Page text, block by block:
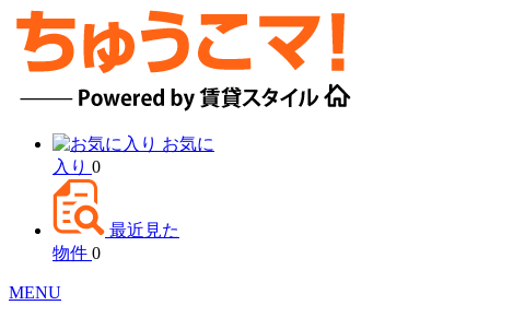
お気に
入り 0
最近見た
物件 0
MENU